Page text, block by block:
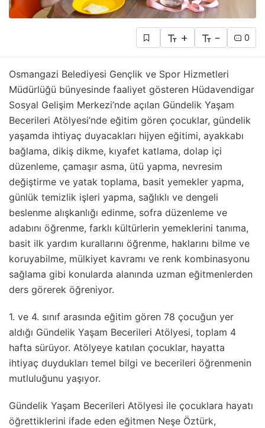
+ - 0
Osmangazi Belediyesi Gençlik ve Spor Hizmetleri
Müdürlüğü bünyesinde faaliyet gösteren Hüdavendigar
Sosyal Gelişim Merkezi’nde açılan Gündelik Yaşam
Becerileri Atölyesi’nde eğitim gören çocuklar, gündelik
yaşamda ihtiyaç duyacakları hijyen eğitimi, ayakkabı
bağlama, dikiş dikme, kıyafet katlama, dolap içi
düzenleme, çamaşır asma, ütü yapma, nevresim
değiştirme ve yatak toplama, basit yemekler yapma,
günlük temizlik işleri yapma, sağlıklı ve dengeli
beslenme alışkanlığı edinme, sofra düzenleme ve
adabını öğrenme, farklı kültürlerin yemeklerini tanıma,
basit ilk yardım kurallarını öğrenme, haklarını bilme ve
koruyabilme, mülkiyet kavramı ve renk kombinasyonu
sağlama gibi konularda alanında uzman eğitmenlerden
ders görerek öğreniyor.
1. ve 4. sınıf arasında eğitim gören 78 çocuğun yer
aldığı Gündelik Yaşam Becerileri Atölyesi, toplam 4
hafta sürüyor. Atölyeye katılan çocuklar, hayatta
ihtiyaç duydukları temel bilgi ve becerileri öğrenmenin
mutluluğunu yaşıyor.
Gündelik Yaşam Becerileri Atölyesi ile çocuklara hayatı
öğrettiklerini ifade eden eğitmen Neşe Öztürk,